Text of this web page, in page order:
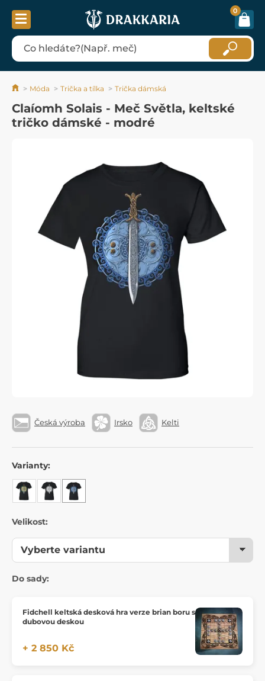
0
Móda Trička a tílka Trička dámská
Claíomh Solais - Meč Světla, keltské
tričko dámské - modré
Česká výroba Irsko Kelti
Varianty:
Velikost:
Do sady:
Fidchell keltská desková hra verze brian boru s
dubovou deskou
+ 2 850 Kč